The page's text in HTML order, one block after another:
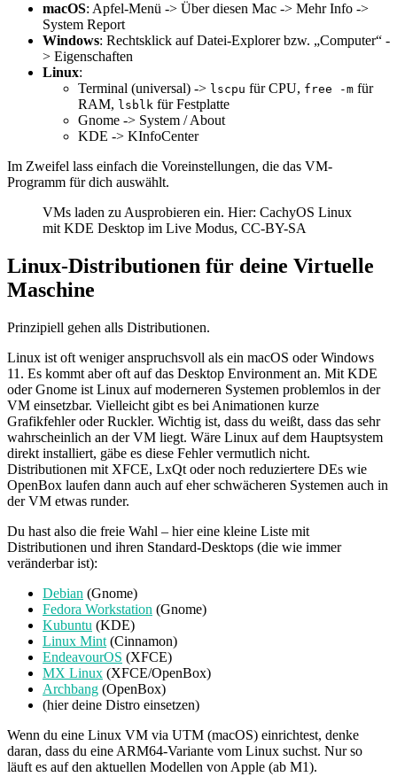
macOS: Apfel-Menü -> Über diesen Mac -> Mehr Info ->
System Report
Windows: Rechtsklick auf Datei-Explorer bzw. „Computer“ -
> Eigenschaften
Linux:
Terminal (universal) -> lscpu für CPU, free -m für
RAM, lsblk für Festplatte
Gnome -> System / About
KDE -> KInfoCenter
Im Zweifel lass einfach die Voreinstellungen, die das VM-
Programm für dich auswählt.
VMs laden zu Ausprobieren ein. Hier: CachyOS Linux
mit KDE Desktop im Live Modus, CC-BY-SA
Linux-Distributionen für deine Virtuelle
Maschine
Prinzipiell gehen alls Distributionen.
Linux ist oft weniger anspruchsvoll als ein macOS oder Windows
11. Es kommt aber oft auf das Desktop Environment an. Mit KDE
oder Gnome ist Linux auf moderneren Systemen problemlos in der
VM einsetzbar. Vielleicht gibt es bei Animationen kurze
Grafikfehler oder Ruckler. Wichtig ist, dass du weißt, dass das sehr
wahrscheinlich an der VM liegt. Wäre Linux auf dem Hauptsystem
direkt installiert, gäbe es diese Fehler vermutlich nicht.
Distributionen mit XFCE, LxQt oder noch reduziertere DEs wie
OpenBox laufen dann auch auf eher schwächeren Systemen auch in
der VM etwas runder.
Du hast also die freie Wahl – hier eine kleine Liste mit
Distributionen und ihren Standard-Desktops (die wie immer
veränderbar ist):
Debian (Gnome)
Fedora Workstation (Gnome)
Kubuntu (KDE)
Linux Mint (Cinnamon)
EndeavourOS (XFCE)
MX Linux (XFCE/OpenBox)
Archbang (OpenBox)
(hier deine Distro einsetzen)
Wenn du eine Linux VM via UTM (macOS) einrichtest, denke
daran, dass du eine ARM64-Variante vom Linux suchst. Nur so
läuft es auf den aktuellen Modellen von Apple (ab M1).